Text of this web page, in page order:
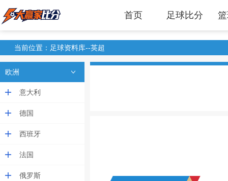
首页 足球比分
当前位置：足球资料库--英超
欧洲
意大利
德国
西班牙
法国
俄罗斯